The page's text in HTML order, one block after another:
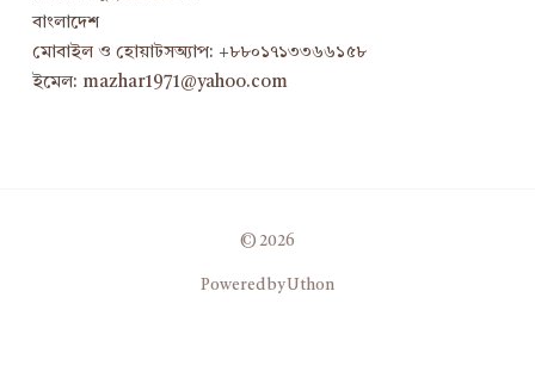
বাংলাদেশ
মোবাইল ও হোয়াটসঅ্যাপ: +৮৮০১৭১৩৩৬৬১৫৮
ইমেল: mazhar1971@yahoo.com
© 2026
Powered by Uthon